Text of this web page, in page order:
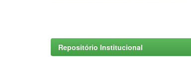
Repositório Institucional